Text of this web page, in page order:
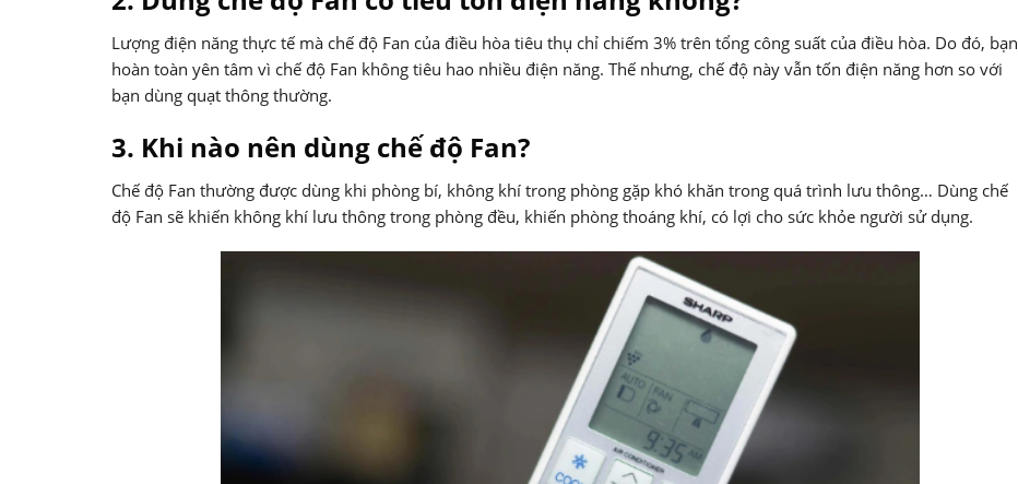
Lượng điện năng thực tế mà chế độ Fan của điều hòa tiêu thụ chỉ chiếm 3% trên tổng công suất của điều hòa. Do đó, bạn
hoàn toàn yên tâm vì chế độ Fan không tiêu hao nhiều điện năng. Thế nhưng, chế độ này vẫn tốn điện năng hơn so với
bạn dùng quạt thông thường.
3. Khi nào nên dùng chế độ Fan?
Chế độ Fan thường được dùng khi phòng bí, không khí trong phòng gặp khó khăn trong quá trình lưu thông… Dùng chế
độ Fan sẽ khiến không khí lưu thông trong phòng đều, khiến phòng thoáng khí, có lợi cho sức khỏe người sử dụng.